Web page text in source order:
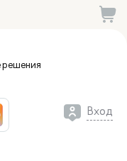
решения
Вход